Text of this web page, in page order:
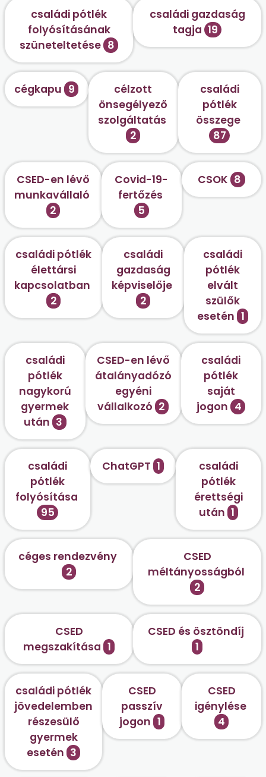
családi pótlék
folyósításának
szüneteltetése 8
családi gazdaság
tagja 19
cégkapu 9
célzott
önsegélyező
szolgáltatás
2
családi
pótlék
összege
87
CSED-en lévő
munkavállaló
2
Covid-19-
fertőzés
5
CSOK 8
családi pótlék
élettársi
kapcsolatban
2
családi
gazdaság
képviselője
2
családi
pótlék
elvált
szülők
esetén 1
családi
pótlék
nagykorú
gyermek
után 3
CSED-en lévő
átalányadózó
egyéni
vállalkozó 2
családi
pótlék
saját
jogon 4
családi
pótlék
folyósítása
95
ChatGPT 1
családi
pótlék
érettségi
után 1
céges rendezvény
2
CSED
méltányosságból
2
CSED
megszakítása 1
CSED és ösztöndíj
1
családi pótlék
jövedelemben
részesülő
gyermek
esetén 3
CSED
passzív
jogon 1
CSED
igénylése
4